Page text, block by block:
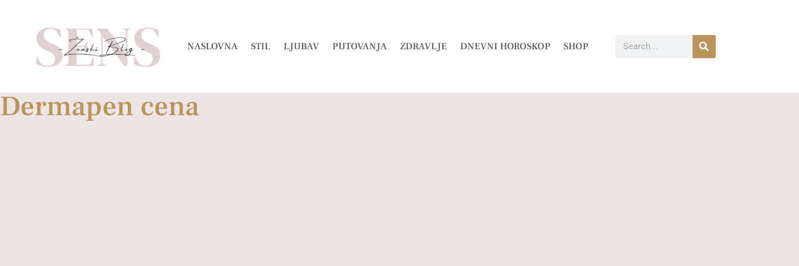
NASLOVNA STIL LJUBAV PUTOVANJA ZDRAVLJE DNEVNI HOROSKOP SHOP
Dermapen cena